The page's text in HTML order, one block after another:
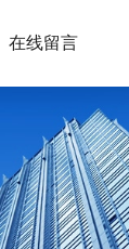
在线留言